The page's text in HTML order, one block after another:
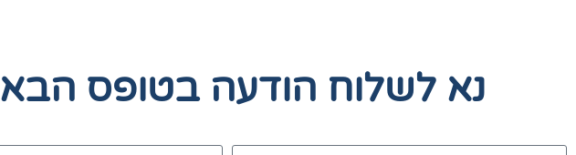
נא לשלוח הודעה בטופס הבא